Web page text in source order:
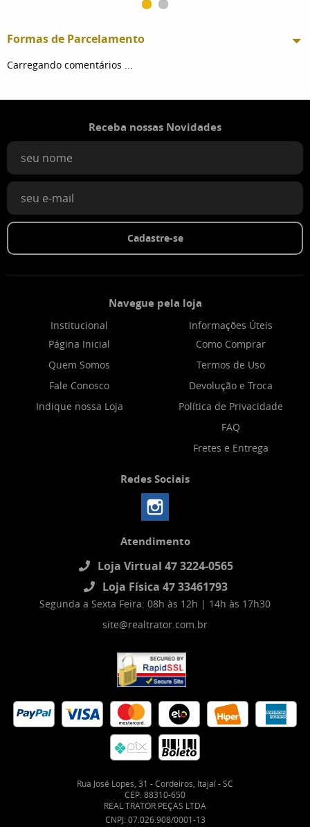
Formas de Parcelamento
Carregando comentários ...
Receba nossas Novidades
Cadastre-se
Navegue pela loja
Institucional
Página Inicial
Quem Somos
Fale Conosco
Indique nossa Loja
Informações Úteis
Como Comprar
Termos de Uso
Devolução e Troca
Política de Privacidade
FAQ
Fretes e Entrega
Redes Sociais
Atendimento
Loja Virtual 47 3224-0565
Loja Física 47 33461793
Segunda a Sexta Feira: 08h às 12h | 14h às 17h30
site@realtrator.com.br
Rua José Lopes, 31 -Cordeiros, Itajaí-SC
CEP: 88310-650
REAL TRATOR PEÇAS LTDA
CNPJ: 07.026.908/0001-13